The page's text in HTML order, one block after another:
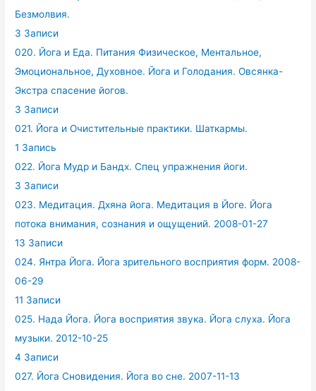
Безмолвия.
3 Записи
020. Йога и Еда. Питания Физическое, Ментальное,
Эмоциональное, Духовное. Йога и Голодания. Овсянка-
Экстра спасение йогов.
3 Записи
021. Йога и Очистительные практики. Шаткармы.
1 Запись
022. Йога Мудр и Бандх. Спец упражнения йоги.
3 Записи
023. Медитация. Дхяна йога. Медитация в Йоге. Йога
потока внимания, сознания и ощущений. 2008-01-27
13 Записи
024. Янтра Йога. Йога зрительного восприятия форм. 2008-
06-29
11 Записи
025. Нада Йога. Йога восприятия звука. Йога слуха. Йога
музыки. 2012-10-25
4 Записи
027. Йога Сновидения. Йога во сне. 2007-11-13